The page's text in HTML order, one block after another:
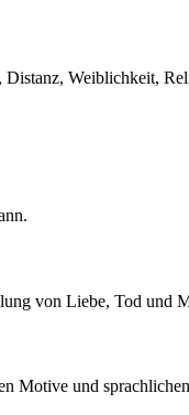
Distanz, Weiblichkeit,
von Liebe, Tod und
Motive und